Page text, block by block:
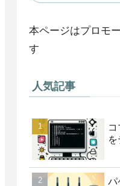
本ページはプロモ
す
人気記事
パ